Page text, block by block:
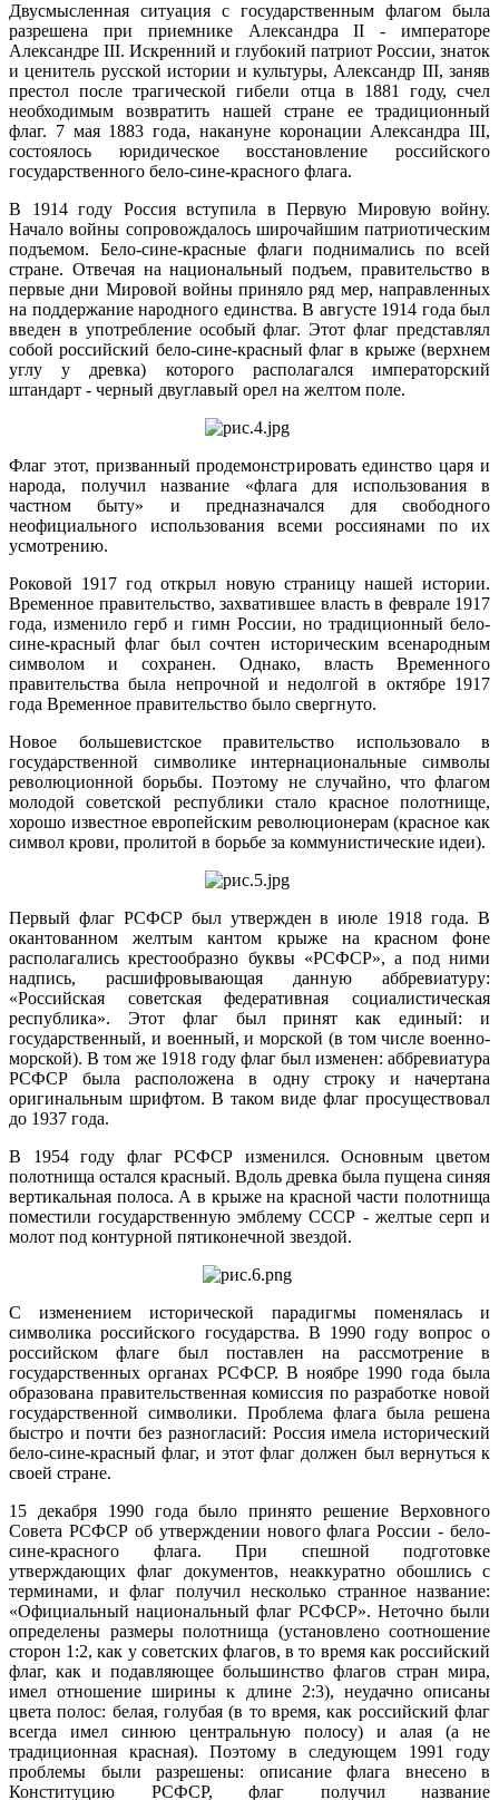
Двусмысленная ситуация с государственным флагом была
разрешена при приемнике Александра II - императоре
Александре III. Искренний и глубокий патриот России, знаток
и ценитель русской истории и культуры, Александр III, заняв
престол после трагической гибели отца в 1881 году, счел
необходимым возвратить нашей стране ее традиционный
флаг. 7 мая 1883 года, накануне коронации Александра III,
состоялось юридическое восстановление российского
государственного бело-сине-красного флага.
В 1914 году Россия вступила в Первую Мировую войну.
Начало войны сопровождалось широчайшим патриотическим
подъемом. Бело-сине-красные флаги поднимались по всей
стране. Отвечая на национальный подъем, правительство в
первые дни Мировой войны приняло ряд мер, направленных
на поддержание народного единства. В августе 1914 года был
введен в употребление особый флаг. Этот флаг представлял
собой российский бело-сине-красный флаг в крыже (верхнем
углу у древка) которого располагался императорский
штандарт - черный двуглавый орел на желтом поле.
Флаг этот, призванный продемонстрировать единство царя и
народа, получил название «флага для использования в
частном быту» и предназначался для свободного
неофициального использования всеми россиянами по их
усмотрению.
Роковой 1917 год открыл новую страницу нашей истории.
Временное правительство, захватившее власть в феврале 1917
года, изменило герб и гимн России, но традиционный бело-
сине-красный флаг был сочтен историческим всенародным
символом и сохранен. Однако, власть Временного
правительства была непрочной и недолгой в октябре 1917
года Временное правительство было свергнуто.
Новое большевистское правительство использовало в
государственной символике интернациональные символы
революционной борьбы. Поэтому не случайно, что флагом
молодой советской республики стало красное полотнище,
хорошо известное европейским революционерам (красное как
символ крови, пролитой в борьбе за коммунистические идеи).
Первый флаг РСФСР был утвержден в июле 1918 года. В
окантованном желтым кантом крыже на красном фоне
располагались крестообразно буквы «РСФСР», а под ними
надпись, расшифровывающая данную аббревиатуру:
«Российская советская федеративная социалистическая
республика». Этот флаг был принят как единый: и
государственный, и военный, и морской (в том числе военно-
морской). В том же 1918 году флаг был изменен: аббревиатура
РСФСР была расположена в одну строку и начертана
оригинальным шрифтом. В таком виде флаг просуществовал
до 1937 года.
В 1954 году флаг РСФСР изменился. Основным цветом
полотнища остался красный. Вдоль древка была пущена синяя
вертикальная полоса. А в крыже на красной части полотнища
поместили государственную эмблему СССР - желтые серп и
молот под контурной пятиконечной звездой.
С изменением исторической парадигмы поменялась и
символика российского государства. В 1990 году вопрос о
российском флаге был поставлен на рассмотрение в
государственных органах РСФСР. В ноябре 1990 года была
образована правительственная комиссия по разработке новой
государственной символики. Проблема флага была решена
быстро и почти без разногласий: Россия имела исторический
бело-сине-красный флаг, и этот флаг должен был вернуться к
своей стране.
15 декабря 1990 года было принято решение Верховного
Совета РСФСР об утверждении нового флага России - бело-
сине-красного флага. При спешной подготовке
утверждающих флаг документов, неаккуратно обошлись с
терминами, и флаг получил несколько странное название:
«Официальный национальный флаг РСФСР». Неточно были
определены размеры полотнища (установлено соотношение
сторон 1:2, как у советских флагов, в то время как российский
флаг, как и подавляющее большинство флагов стран мира,
имел отношение ширины к длине 2:3), неудачно описаны
цвета полос: белая, голубая (в то время, как российский флаг
всегда имел синюю центральную полосу) и алая (а не
традиционная красная). Поэтому в следующем 1991 году
проблемы были разрешены: описание флага внесено в
Конституцию РСФСР, флаг получил название